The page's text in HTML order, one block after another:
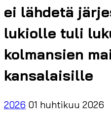
ei lähdetä
lukiolle tuli
kolmansien
kansalaisille
2026 01 huhtikuu 2026